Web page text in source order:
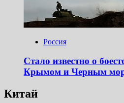
Россия
Стало известно о
Крымом и Черным
Китай